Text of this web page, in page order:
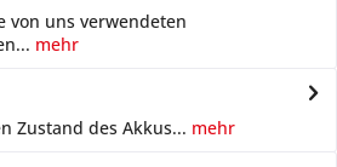
von uns verwendeten
mehr
Zustand des Akkus... mehr